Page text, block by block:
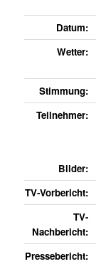
Datum:
Wetter:
Stimmung:
Teilnehmer:
Bilder:
TV-Vorbericht:
TV-
Nachbericht:
Pressebericht: